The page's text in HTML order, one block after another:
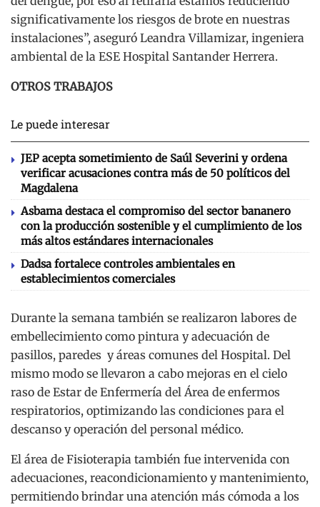
significativamente los riesgos de brote en nuestras
instalaciones”, aseguró Leandra Villamizar, ingeniera
ambiental de la ESE Hospital Santander Herrera.
OTROS TRABAJOS
Le puede interesar
JEP acepta sometimiento de Saúl Severini y ordena
verificar acusaciones contra más de 50 políticos del
Magdalena
Asbama destaca el compromiso del sector bananero
con la producción sostenible y el cumplimiento de los
más altos estándares internacionales
Dadsa fortalece controles ambientales en
establecimientos comerciales
Durante la semana también se realizaron labores de
embellecimiento como pintura y adecuación de
pasillos, paredes y áreas comunes del Hospital. Del
mismo modo se llevaron a cabo mejoras en el cielo
raso de Estar de Enfermería del Área de enfermos
respiratorios, optimizando las condiciones para el
descanso y operación del personal médico.
El área de Fisioterapia también fue intervenida con
adecuaciones, reacondicionamiento y mantenimiento,
permitiendo brindar una atención más cómoda a los